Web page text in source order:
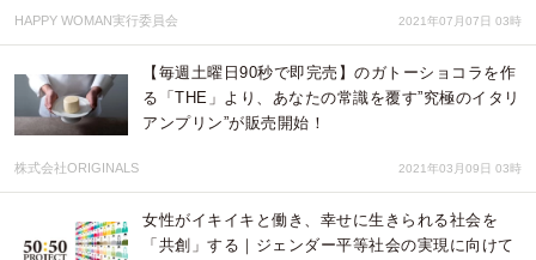
HAPPY WOMAN実行委員会 2021年07月07日 03時
【毎週土曜日90秒で即完売】のガトーショコラを作
る「THE」より、あなたの常識を覆す”究極のイタリ
アンプリン”が販売開始！
株式会社ORIGINALS 2021年03月09日 03時
女性がイキイキと働き、幸せに生きられる社会を
「共創」する｜ジェンダー平等社会の実現に向けて